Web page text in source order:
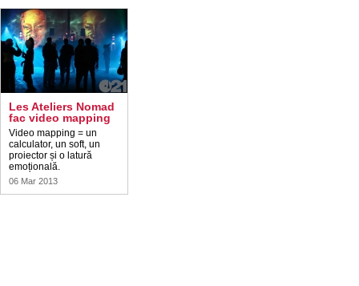
Les Ateliers Nomad
fac video mapping
Video mapping = un
calculator, un soft, un
proiector și o latură
emoțională.
06 Mar 2013